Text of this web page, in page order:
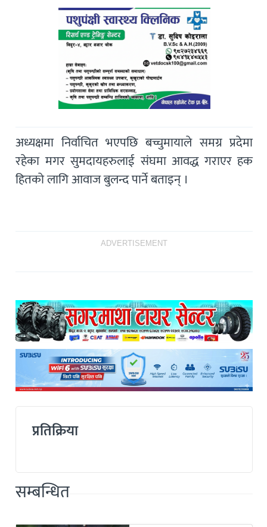
अध्यक्षमा निर्वाचित भएपछि बच्चुमायाले समग्र प्रदेमा
रहेका मगर सुमदायहरुलाई संघमा आवद्ध गराएर हक
हितको लागि आवाज बुलन्द पार्ने बताइन् ।
ADVERTISEMENT
प्रतिक्रिया
सम्बन्धित